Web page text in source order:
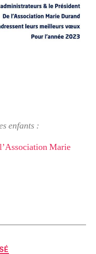
enfants :
Marie